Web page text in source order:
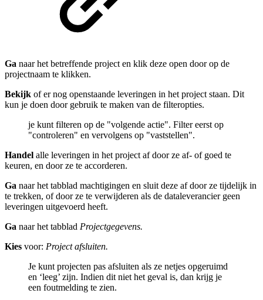
Ga naar het betreffende project en klik deze open door op de
projectnaam te klikken.
Bekijk of er nog openstaande leveringen in het project staan. Dit
kun je doen door gebruik te maken van de filteropties.
je kunt filteren op de "volgende actie". Filter eerst op
"controleren" en vervolgens op "vaststellen".
Handel alle leveringen in het project af door ze af- of goed te
keuren, en door ze te accorderen.
Ga naar het tabblad machtigingen en sluit deze af door ze tijdelijk in
te trekken, of door ze te verwijderen als de dataleverancier geen
leveringen uitgevoerd heeft.
Ga naar het tabblad Projectgegevens.
Kies voor: Project afsluiten.
Je kunt projecten pas afsluiten als ze netjes opgeruimd
en ‘leeg’ zijn. Indien dit niet het geval is, dan krijg je
een foutmelding te zien.